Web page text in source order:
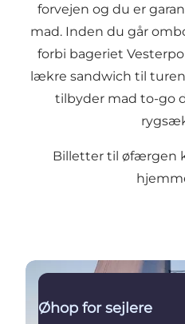
forvejen og du er
mad. Inden du går
forbi bageriet
lækre sandwich til
tilbyder mad to-go
Billetter til øfærgen
Læs mere
Øhop for sejlere